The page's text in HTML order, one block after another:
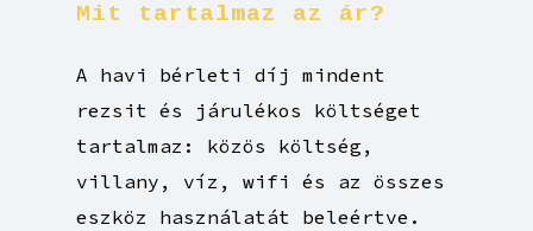
Mit tartalmaz az ár?
A havi bérleti díj mindent
rezsit és járulékos költséget
tartalmaz: közös költség,
villany, víz, wifi és az összes
eszköz használatát beleértve.